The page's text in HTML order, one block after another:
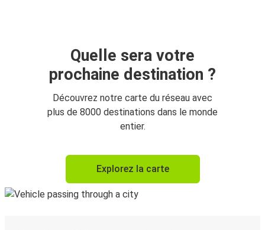
Quelle sera votre
prochaine destination ?
Découvrez notre carte du réseau avec
plus de 8000 destinations dans le monde
entier.
Explorez la carte